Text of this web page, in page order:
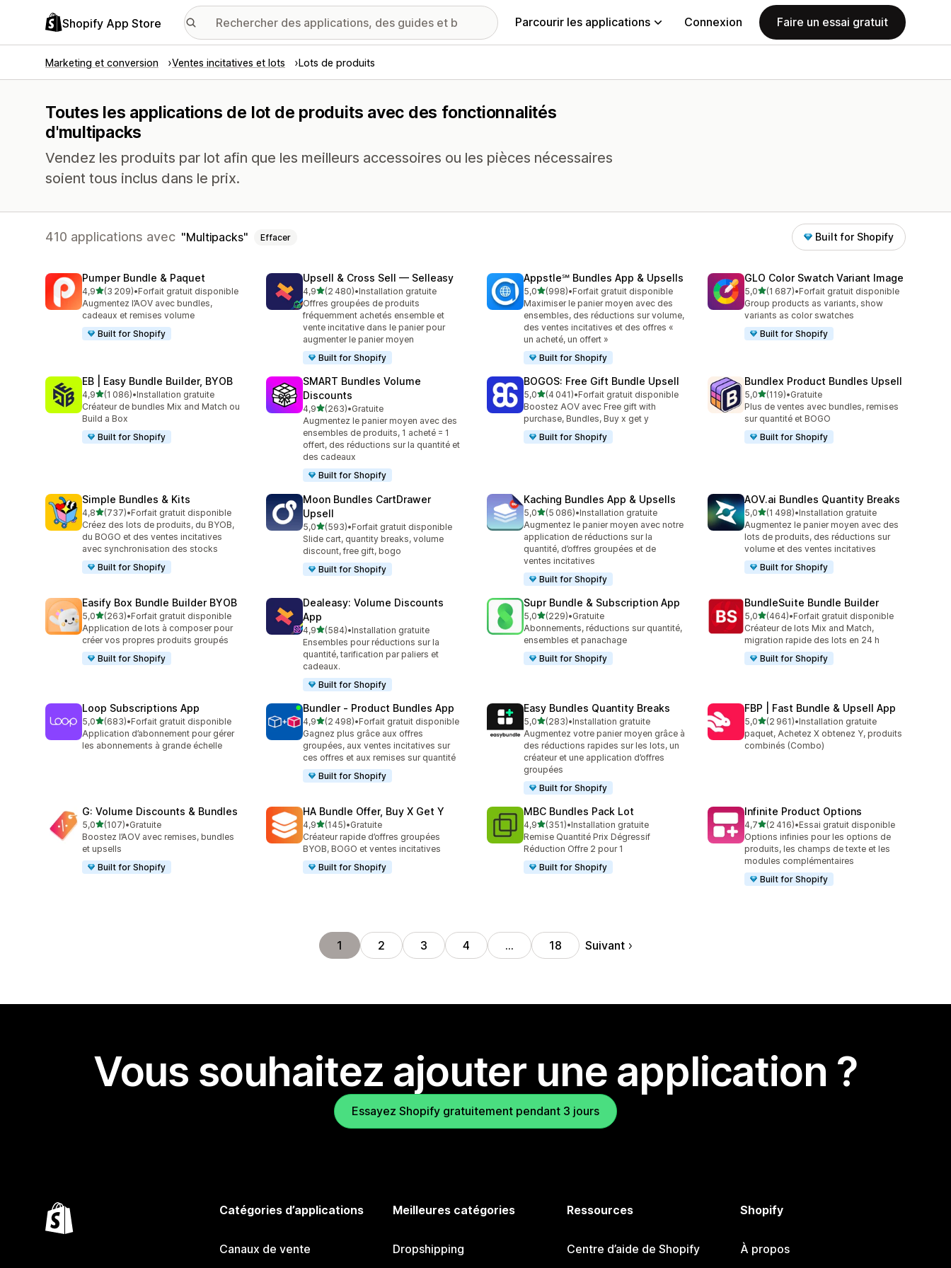
Shopify App Store Parcourir les applications Connexion Faire un essai gratuit
Marketing et conversion Ventes incitatives et lots Lots de produits
Toutes les applications de lot de produits avec des fonctionnalités
d'multipacks
Vendez les produits par lot afin que les meilleurs accessoires ou les pièces nécessaires
soient tous inclus dans le prix.
410 applications avec Multipacks Effacer Built for Shopify
Pumper Bundle & Paquet
4,9étoile(s) sur 5
(3 209)
3209 avis au total
•Forfait gratuit disponible
Augmentez l’AOV avec bundles,
cadeaux et remises volume
Built for Shopify
Upsell & Cross Sell — Selleasy
4,9étoile(s) sur 5
(2 480)
2480 avis au total
•Installation gratuite
Offres groupées de produits
fréquemment achetés ensemble et
vente incitative dans le panier pour
augmenter le panier moyen
Built for Shopify
Appstle℠ Bundles App & Upsells
5,0étoile(s) sur 5
(998)
998 avis au total
•Forfait gratuit disponible
Maximiser le panier moyen avec des
ensembles, des réductions sur volume,
des ventes incitatives et des offres «
un acheté, un offert »
Built for Shopify
GLO Color Swatch Variant Image
5,0étoile(s) sur 5
(1 687)
1687 avis au total
•Forfait gratuit disponible
Group products as variants, show
variants as color swatches
Built for Shopify
EB | Easy Bundle Builder, BYOB
4,9étoile(s) sur 5
(1 086)
1086 avis au total
•Installation gratuite
Créateur de bundles Mix and Match ou
Build a Box
Built for Shopify
SMART Bundles Volume
Discounts
4,9étoile(s) sur 5
(263)
263 avis au total
•Gratuite
Augmentez le panier moyen avec des
ensembles de produits, 1 acheté = 1
offert, des réductions sur la quantité et
des cadeaux
Built for Shopify
BOGOS: Free Gift Bundle Upsell
5,0étoile(s) sur 5
(4 041)
4041 avis au total
•Forfait gratuit disponible
Boostez AOV avec Free gift with
purchase, Bundles, Buy x get y
Built for Shopify
Bundlex Product Bundles Upsell
5,0étoile(s) sur 5
(119)
119 avis au total
•Gratuite
Plus de ventes avec bundles, remises
sur quantité et BOGO
Built for Shopify
Simple Bundles & Kits
4,8étoile(s) sur 5
(737)
737 avis au total
•Forfait gratuit disponible
Créez des lots de produits, du BYOB,
du BOGO et des ventes incitatives
avec synchronisation des stocks
Built for Shopify
Moon Bundles CartDrawer
Upsell
5,0étoile(s) sur 5
(593)
593 avis au total
•Forfait gratuit disponible
Slide cart, quantity breaks, volume
discount, free gift, bogo
Built for Shopify
Kaching Bundles App & Upsells
5,0étoile(s) sur 5
(5 086)
5086 avis au total
•Installation gratuite
Augmentez le panier moyen avec notre
application de réductions sur la
quantité, d’offres groupées et de
ventes incitatives
Built for Shopify
AOV.ai Bundles Quantity Breaks
5,0étoile(s) sur 5
(1 498)
1498 avis au total
•Installation gratuite
Augmentez le panier moyen avec des
lots de produits, des réductions sur
volume et des ventes incitatives
Built for Shopify
Easify Box Bundle Builder BYOB
5,0étoile(s) sur 5
(263)
263 avis au total
•Forfait gratuit disponible
Application de lots à composer pour
créer vos propres produits groupés
Built for Shopify
Dealeasy: Volume Discounts
App
4,9étoile(s) sur 5
(584)
584 avis au total
•Installation gratuite
Ensembles pour réductions sur la
quantité, tarification par paliers et
cadeaux.
Built for Shopify
Supr Bundle & Subscription App
5,0étoile(s) sur 5
(229)
229 avis au total
•Gratuite
Abonnements, réductions sur quantité,
ensembles et panachage
Built for Shopify
BundleSuite Bundle Builder
5,0étoile(s) sur 5
(464)
464 avis au total
•Forfait gratuit disponible
Créateur de lots Mix and Match,
migration rapide des lots en 24 h
Built for Shopify
Loop Subscriptions App
5,0étoile(s) sur 5
(683)
683 avis au total
•Forfait gratuit disponible
Application d’abonnement pour gérer
les abonnements à grande échelle
Bundler ‑ Product Bundles App
4,9étoile(s) sur 5
(2 498)
2498 avis au total
•Forfait gratuit disponible
Gagnez plus grâce aux offres
groupées, aux ventes incitatives sur
ces offres et aux remises sur quantité
Built for Shopify
Easy Bundles Quantity Breaks
5,0étoile(s) sur 5
(283)
283 avis au total
•Installation gratuite
Augmentez votre panier moyen grâce à
des réductions rapides sur les lots, un
créateur et une application d’offres
groupées
Built for Shopify
FBP | Fast Bundle & Upsell App
5,0étoile(s) sur 5
(2 961)
2961 avis au total
•Installation gratuite
paquet, Achetez X obtenez Y, produits
combinés (Combo)
G: Volume Discounts & Bundles
5,0étoile(s) sur 5
(107)
107 avis au total
•Gratuite
Boostez l’AOV avec remises, bundles
et upsells
Built for Shopify
HA Bundle Offer, Buy X Get Y
4,9étoile(s) sur 5
(145)
145 avis au total
•Gratuite
Créateur rapide d’offres groupées
BYOB, BOGO et ventes incitatives
Built for Shopify
MBC Bundles Pack Lot
4,9étoile(s) sur 5
(351)
351 avis au total
•Installation gratuite
Remise Quantité Prix Dégressif
Réduction Offre 2 pour 1
Built for Shopify
Infinite Product Options
4,7étoile(s) sur 5
(2 416)
2416 avis au total
•Essai gratuit disponible
Options infinies pour les options de
produits, les champs de texte et les
modules complémentaires
Built for Shopify
1 2 3 4 … 18 Suivant
Vous souhaitez ajouter une application ?
Essayez Shopify gratuitement pendant 3 jours
Catégories d’applications
Canaux de vente
Meilleures catégories
Dropshipping
Ressources
Centre d’aide de Shopify
Shopify
À propos